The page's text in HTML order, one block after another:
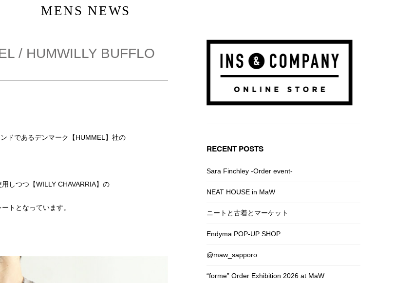
MENS NEWS
/ HUMWILLY BUFFLO
ドであるデンマーク【HUMMEL】社の
しつつ【WILLY CHAVARRIA】の
トとなっています。
RECENT POSTS
Sara Finchley -Order event-
NEAT HOUSE in MaW
ニートと古着とマーケット
Endyma POP-UP SHOP
@maw_sapporo
“forme” Order Exhibition 2026 at MaW